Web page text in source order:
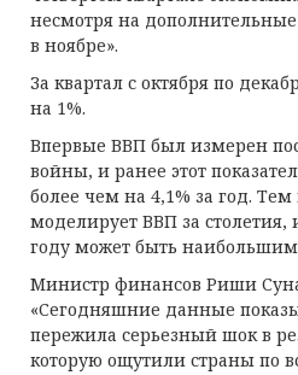
несмотря на
в ноябре».
За квартал с октября по
на 1%.
Впервые ВВП был измерен
войны, и ранее этот
более чем на 4,1% за год.
моделирует ВВП за столетия,
году может быть наибольшим
Министр финансов Риши
«Сегодняшние данные
пережила серьезный шок в
которую ощутили страны по